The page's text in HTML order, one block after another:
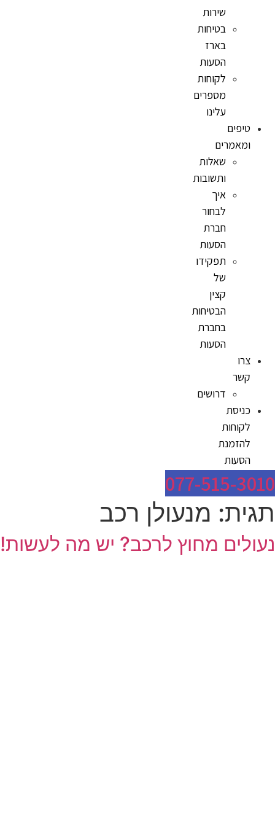
שירות
בטיחות
בארז
הסעות
לקוחות
מספרים
עלינו
טיפים
ומאמרים
שאלות
ותשובות
איך
לבחור
חברת
הסעות
תפקידו
של
קצין
הבטיחות
בחברת
הסעות
צרו
קשר
דרושים
כניסת
לקוחות
להזמנת
הסעות
077-515-3010
תגית: מנעולן רכב
נעולים מחוץ לרכב? יש מה לעשות!